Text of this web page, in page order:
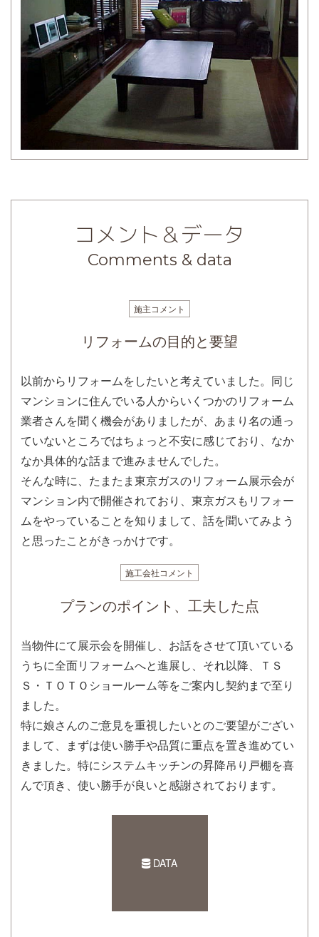
コメント＆データ
Comments & data
施主コメント
リフォームの目的と要望
以前からリフォームをしたいと考えていました。同じ
マンションに住んでいる人からいくつかのリフォーム
業者さんを聞く機会がありましたが、あまり名の通っ
ていないところではちょっと不安に感じており、なか
なか具体的な話まで進みませんでした。
そんな時に、たまたま東京ガスのリフォーム展示会が
マンション内で開催されており、東京ガスもリフォー
ムをやっていることを知りまして、話を聞いてみよう
と思ったことがきっかけです。
施工会社コメント
プランのポイント、工夫した点
当物件にて展示会を開催し、お話をさせて頂いている
うちに全面リフォームへと進展し、それ以降、ＴＳ
Ｓ・ＴＯＴＯショールーム等をご案内し契約まで至り
ました。
特に娘さんのご意見を重視したいとのご要望がござい
まして、まずは使い勝手や品質に重点を置き進めてい
きました。特にシステムキッチンの昇降吊り戸棚を喜
んで頂き、使い勝手が良いと感謝されております。
DATA